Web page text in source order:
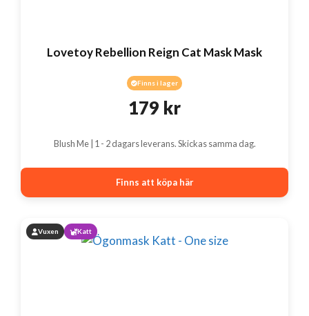
Lovetoy Rebellion Reign Cat Mask Mask
Finns i lager
179 kr
Blush Me | 1 - 2 dagars leverans. Skickas samma dag.
Finns att köpa här
Vuxen Katt